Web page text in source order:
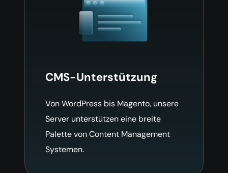
CMS-Unterstützung
Von WordPress bis Magento, unsere
Server unterstützen eine breite
Palette von Content Management
Systemen.